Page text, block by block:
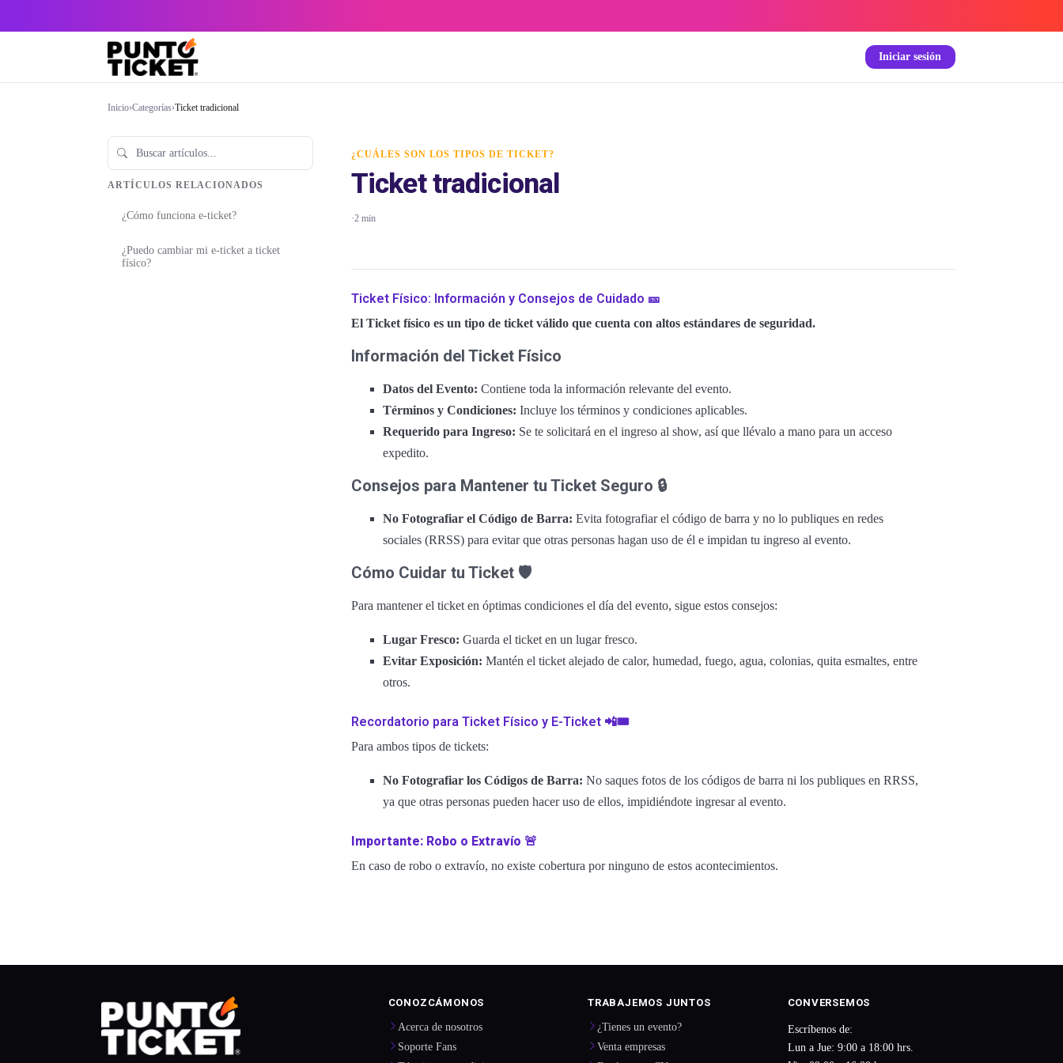
Iniciar sesión
Inicio›Categorías›Ticket tradicional
ARTÍCULOS RELACIONADOS
¿Cómo funciona e-ticket?
¿Puedo cambiar mi e-ticket a ticket
físico?
¿CUÁLES SON LOS TIPOS DE TICKET?
Ticket tradicional
·2 min
Ticket Físico: Información y Consejos de Cuidado 🎫
El Ticket físico es un tipo de ticket válido que cuenta con altos estándares de seguridad.
Información del Ticket Físico
Datos del Evento: Contiene toda la información relevante del evento.
Términos y Condiciones: Incluye los términos y condiciones aplicables.
Requerido para Ingreso: Se te solicitará en el ingreso al show, así que llévalo a mano para un acceso
expedito.
Consejos para Mantener tu Ticket Seguro 🔒
No Fotografiar el Código de Barra: Evita fotografiar el código de barra y no lo publiques en redes
sociales (RRSS) para evitar que otras personas hagan uso de él e impidan tu ingreso al evento.
Cómo Cuidar tu Ticket 🛡️
Para mantener el ticket en óptimas condiciones el día del evento, sigue estos consejos:
Lugar Fresco: Guarda el ticket en un lugar fresco.
Evitar Exposición: Mantén el ticket alejado de calor, humedad, fuego, agua, colonias, quita esmaltes, entre
otros.
Recordatorio para Ticket Físico y E-Ticket 📲🎟️
Para ambos tipos de tickets:
No Fotografiar los Códigos de Barra: No saques fotos de los códigos de barra ni los publiques en RRSS,
ya que otras personas pueden hacer uso de ellos, impidiéndote ingresar al evento.
Importante: Robo o Extravío 🚨
En caso de robo o extravío, no existe cobertura por ninguno de estos acontecimientos.
CONOZCÁMONOS
Acerca de nosotros
Soporte Fans
TRABAJEMOS JUNTOS
¿Tienes un evento?
Venta empresas
CONVERSEMOS
Escríbenos de:
Lun a Jue: 9:00 a 18:00 hrs.